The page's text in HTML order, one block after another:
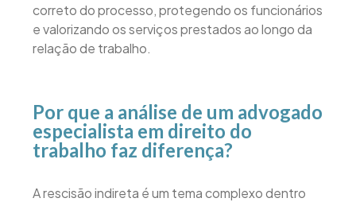
correto do processo, protegendo os funcionários
e valorizando os serviços prestados ao longo da
relação de trabalho.
Por que a análise de um advogado
especialista em direito do
trabalho faz diferença?
A rescisão indireta é um tema complexo dentro